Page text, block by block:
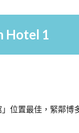
Hotel 1
位置最佳，緊鄰博